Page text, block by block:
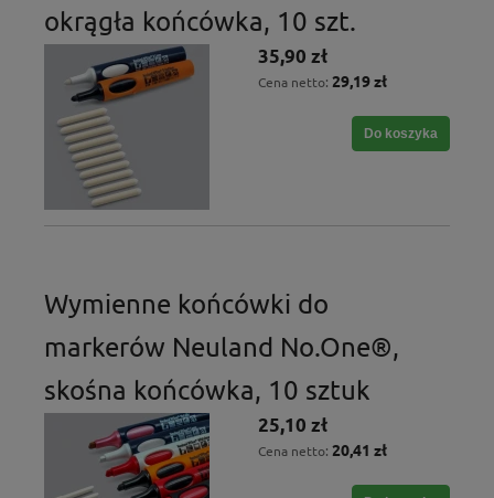
okrągła końcówka, 10 szt.
35,90 zł
Cena netto: 29,19 zł
Do koszyka
Wymienne końcówki do
markerów Neuland No.One®,
skośna końcówka, 10 sztuk
25,10 zł
Cena netto: 20,41 zł